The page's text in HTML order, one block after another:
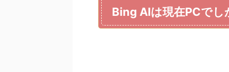
Bing AIは現在PCでし